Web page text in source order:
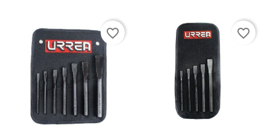
favorite_border favorite_border